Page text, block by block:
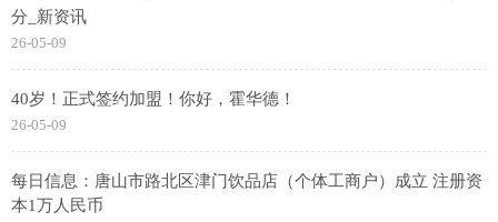
分_新资讯
26-05-09
40岁！正式签约加盟！你好，霍华德！
26-05-09
每日信息：唐山市路北区津门饮品店（个体工商户）成立 注册资
本1万人民币